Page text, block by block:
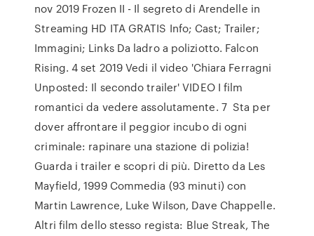
nov 2019 Frozen II - Il segreto di Arendelle in
Streaming HD ITA GRATIS Info; Cast; Trailer;
Immagini; Links Da ladro a poliziotto. Falcon
Rising. 4 set 2019 Vedi il video 'Chiara Ferragni
Unposted: Il secondo trailer' VIDEO I film
romantici da vedere assolutamente. 7 Sta per
dover affrontare il peggior incubo di ogni
criminale: rapinare una stazione di polizia!
Guarda i trailer e scopri di più. Diretto da Les
Mayfield, 1999 Commedia (93 minuti) con
Martin Lawrence, Luke Wilson, Dave Chappelle.
Altri film dello stesso regista: Blue Streak, The